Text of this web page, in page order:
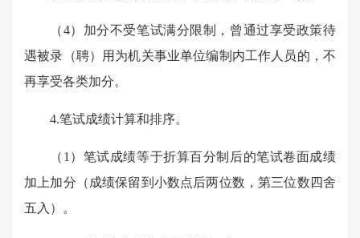
（4） 加分不受笔试满分限制， 曾通过享受政策待
遇被录（聘）用为机关事业单位编制内工作人员的，不
再享受各类加分。
4.笔试成绩计算和排序。
（ 1 ）笔试成绩等于折算百分制后的笔试卷面成绩
加上加分（成绩保留到小数点后两位数，第三位数四舍
五入）。